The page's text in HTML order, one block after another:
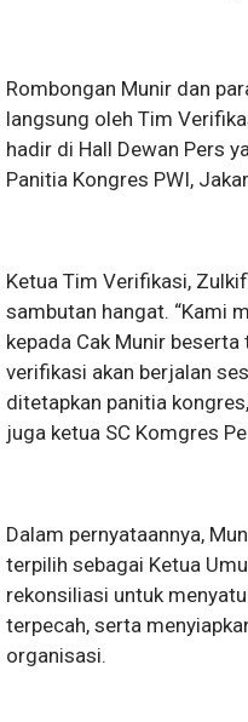
Rombongan Munir dan
langsung oleh Tim
hadir di Hall Dewan Pers
Panitia Kongres PWI,
Ketua Tim Verifikasi,
sambutan hangat. “Kami
kepada Cak Munir
verifikasi akan berjalan
ditetapkan panitia
juga ketua SC Komgres
Dalam pernyataannya,
terpilih sebagai Ketua
rekonsiliasi untuk
terpecah, serta
organisasi.